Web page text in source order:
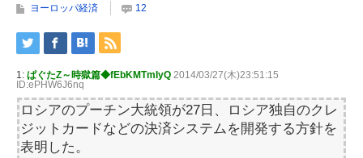
ヨーロッパ経済 12
1: ぱぐたZ～時獄篇◆fEbKMTmIyQ 2014/03/27(木)23:51:15
ID:ePHW6J6nq
ロシアのプーチン大統領が27日、ロシア独自のクレ
ジットカードなどの決済システムを開発する方針を
表明した。